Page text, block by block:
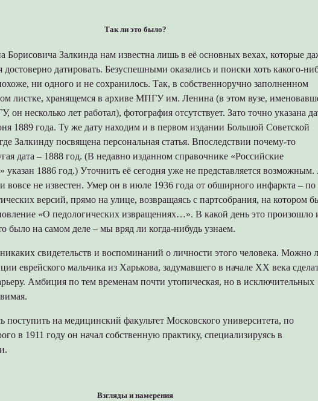
Так ли это было?
Борисовича Залкинда нам известна лишь в её основных вехах, которые
достоверно датировать. Безуспешными оказались и поиски хоть какого-
ни одного и не сохранилось. Так, в собственноручно заполненном
листке, хранящемся в архиве МПГУ им. Ленина (в этом вузе,
он несколько лет работал), фотография отсутствует. Зато точно указана
1889 года. Ту же дату находим и в первом издании Большой Советской
Залкинду посвящена персональная статья. Впоследствии почему-то
дата – 1888 год. (В недавно изданном справочнике «Российские
указан 1886 год.) Уточнить её сегодня уже не представляется возможным.
вовсе не известен. Умер он в июле 1936 года от обширного инфаркта – по
версий, прямо на улице, возвращаясь с партсобрания, на котором
«О педологических извращениях…». В какой день это произошло
было на самом деле – мы вряд ли когда-нибудь узнаем.
свидетельств и воспоминаний о личности этого человека. Можно
еврейского мальчика из Харькова, задумавшего в начале ХХ века
Амбиция по тем временам почти утопическая, но в исключительных
поступить на медицинский факультет Московского университета, по
в 1911 году он начал собственную практику, специализируясь в
Взгляды и намерения